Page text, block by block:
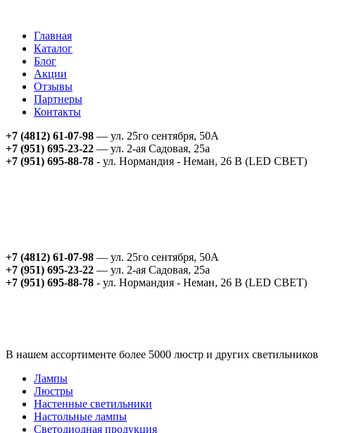
Главная
Каталог
Блог
Акции
Отзывы
Партнеры
Контакты
+7 (4812) 61-07-98 — ул. 25го сентября, 50А
+7 (951) 695-23-22 — ул. 2-ая Садовая, 25а
+7 (951) 695-88-78 - ул. Нормандия - Неман, 26 В (LED СВЕТ)
+7 (4812) 61-07-98 — ул. 25го сентября, 50А
+7 (951) 695-23-22 — ул. 2-ая Садовая, 25а
+7 (951) 695-88-78 - ул. Нормандия - Неман, 26 В (LED СВЕТ)
В нашем ассортименте более 5000 люстр и других светильников
Лампы
Люстры
Настенные светильники
Настольные лампы
Светодиодная продукция